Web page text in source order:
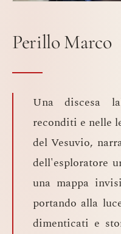
Perillo Marco
Una discesa
reconditi e nelle
del Vesuvio,
dell'esploratore
una mappa
portando alla
dimenticati e